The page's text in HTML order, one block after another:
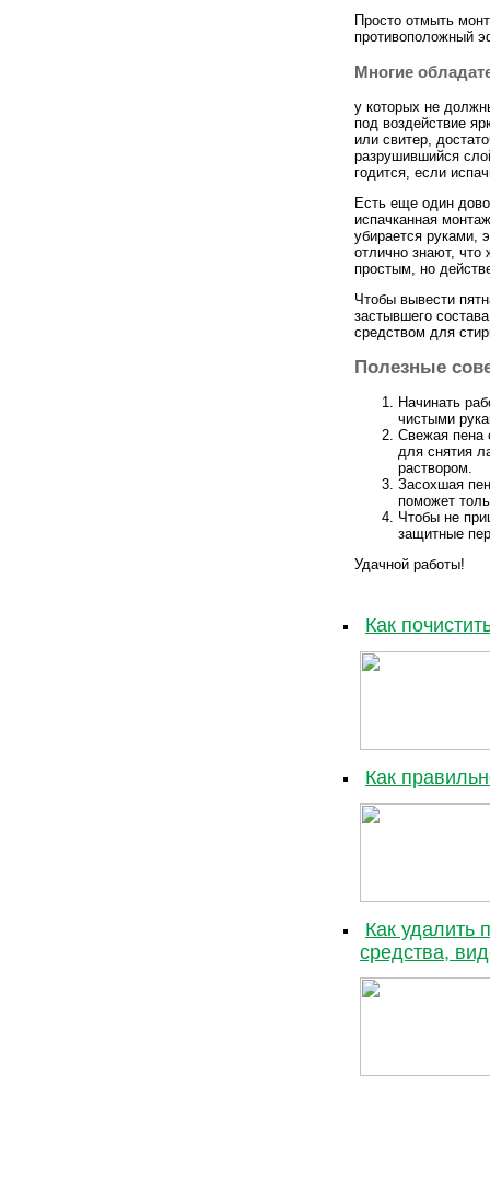
Просто отмыть
противоположный
Многие
у которых не
под воздействие
или свитер,
разрушившийся
годится, если
Есть еще один
испачканная
убирается руками,
отлично знают,
простым, но
Чтобы вывести
застывшего
средством для
Полезные
Начинать
чистыми
Свежая пена
для снятия
раствором.
Засохшая
поможет
Чтобы не
защитные
Удачной работы!
Как
Как
Как удалить
средства,